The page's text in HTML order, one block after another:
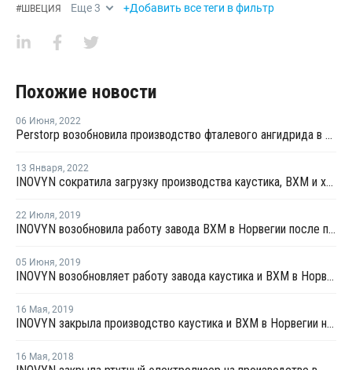
#ШВЕЦИЯ Еще3 +Добавить все теги в фильтр
Похожие новости
06 Июня, 2022
Perstorp возобновила производство фталевого ангидрида в Швеции после ремонта
13 Января, 2022
INOVYN сократила загрузку производства каустика, ВХМ и хлора в Норвегии
22 Июля, 2019
INOVYN возобновила работу завода ВХМ в Норвегии после планового ремонта
05 Июня, 2019
INOVYN возобновляет работу завода каустика и ВХМ в Норвегии после планового ремонта
16 Мая, 2019
INOVYN закрыла производство каустика и ВХМ в Норвегии на ремонт
16 Мая, 2018